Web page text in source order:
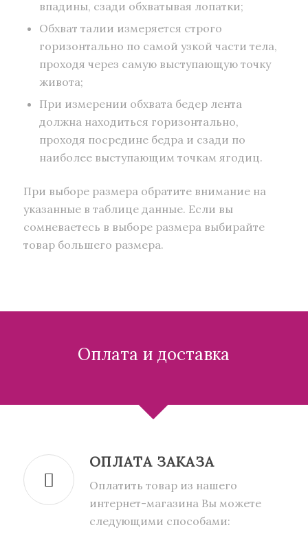
впадины, сзади обхватывая лопатки;
Обхват талии измеряется строго
горизонтально по самой узкой части тела,
проходя через самую выступающую точку
живота;
При измерении обхвата бедер лента
должна находиться горизонтально,
проходя посредине бедра и сзади по
наиболее выступающим точкам ягодиц.
При выборе размера обратите внимание на
указанные в таблице данные. Если вы
сомневаетесь в выборе размера выбирайте
товар большего размера.
Оплата и доставка
ОПЛАТА ЗАКАЗА
Оплатить товар из нашего
интернет-магазина Вы можете
следующими способами: